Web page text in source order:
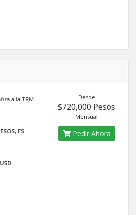
a la TRM
ES
Desde
$720,000 Pesos
Mensual
Pedir Ahora